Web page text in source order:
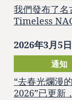
我們發布了
Timeless
2026年3月5日
通知
“去春光爛漫
2026”已更新